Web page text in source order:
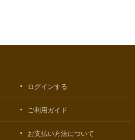
ログインする
ご利用ガイド
お支払い方法について